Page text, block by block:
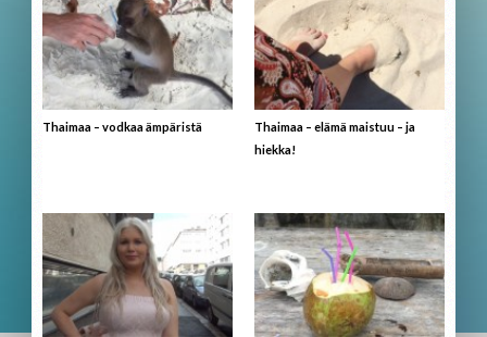
Thaimaa – vodkaa ämpäristä
Thaimaa – elämä maistuu – ja
hiekka!